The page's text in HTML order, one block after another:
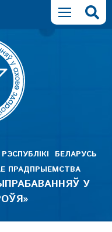
БЕЛАРУСЬ
ПРАДПРЫЕМСТВА
У